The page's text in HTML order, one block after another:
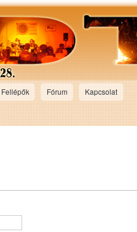
Fellépők Fórum Kapcsolat